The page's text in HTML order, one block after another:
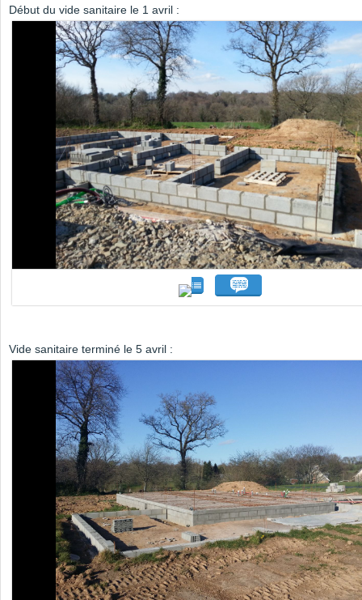
Début du vide sanitaire le 1 avril :
Vide sanitaire terminé le 5 avril :